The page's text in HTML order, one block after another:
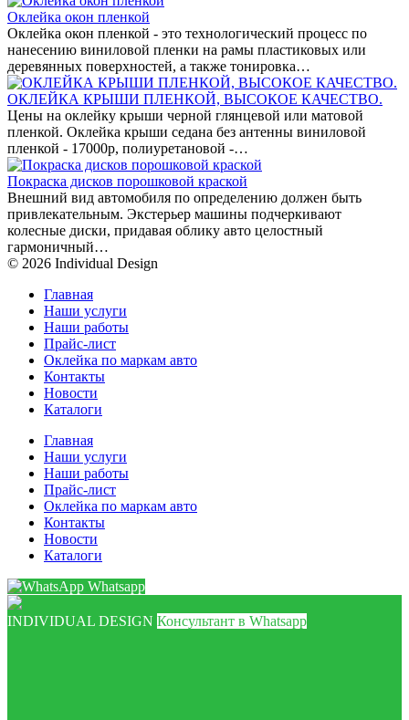
Оклейка окон пленкой
Оклейка окон пленкой - это технологический процесс по
нанесению виниловой пленки на рамы пластиковых или
деревянных поверхностей, а также тонировка…
ОКЛЕЙКА КРЫШИ ПЛЕНКОЙ, ВЫСОКОЕ КАЧЕСТВО.
Цены на оклейку крыши черной глянцевой или матовой
пленкой. Оклейка крыши седана без антенны виниловой
пленкой - 17000р, полиуретановой -…
Покраска дисков порошковой краской
Внешний вид автомобиля по определению должен быть
привлекательным. Экстерьер машины подчеркивают
колесные диски, придавая облику авто целостный
гармоничный…
© 2026 Individual Design
Главная
Наши услуги
Наши работы
Прайс-лист
Оклейка по маркам авто
Контакты
Новости
Каталоги
Главная
Наши услуги
Наши работы
Прайс-лист
Оклейка по маркам авто
Контакты
Новости
Каталоги
Whatsapp
INDIVIDUAL DESIGN Консультант в Whatsapp